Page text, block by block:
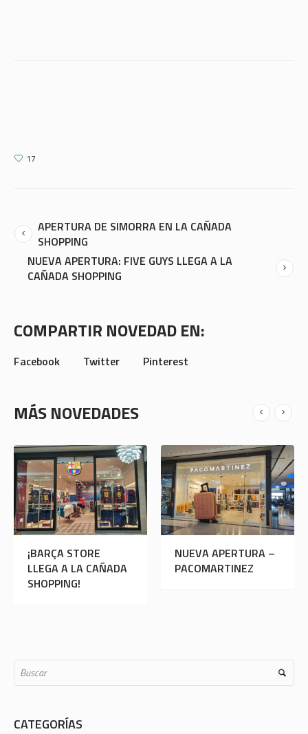
17
APERTURA DE SIMORRA EN LA CAÑADA
SHOPPING
NUEVA APERTURA: FIVE GUYS LLEGA A LA
CAÑADA SHOPPING
COMPARTIR NOVEDAD EN:
Facebook Twitter Pinterest
MÁS NOVEDADES
¡BARÇA STORE
LLEGA A LA CAÑADA
SHOPPING!
NUEVA
PACOMARTINEZ
CATEGORÍAS